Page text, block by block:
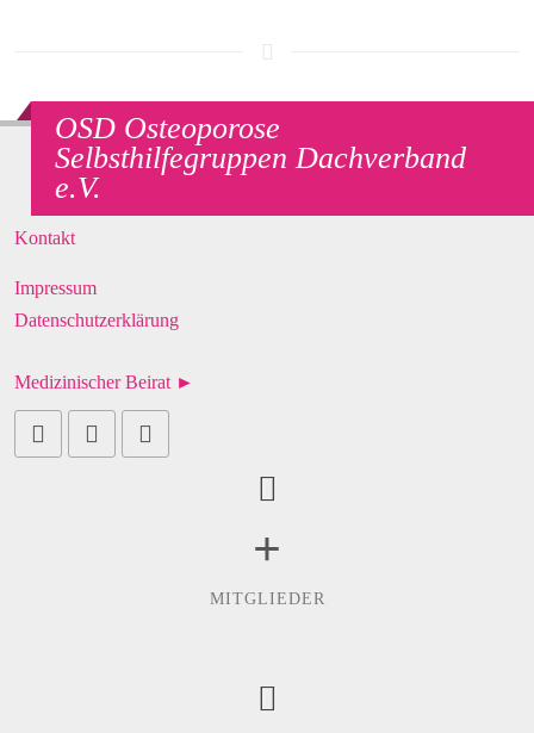
OSD Osteoporose
Selbsthilfegruppen Dachverband
e.V.
Kontakt
Impressum
Datenschutzerklärung
Medizinischer Beirat ►
+
MITGLIEDER